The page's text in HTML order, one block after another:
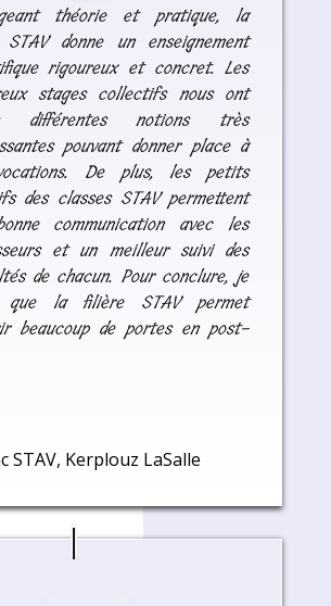
théorie et pratique, la
donne un enseignement
rigoureux et concret. Les
stages collectifs nous ont
différentes notions très
pouvant donner place à
De plus, les petits
des classes STAV permettent
communication avec les
et un meilleur suivi des
de chacun. Pour conclure, je
que la filière STAV permet
beaucoup de portes en post-
STAV, Kerplouz LaSalle